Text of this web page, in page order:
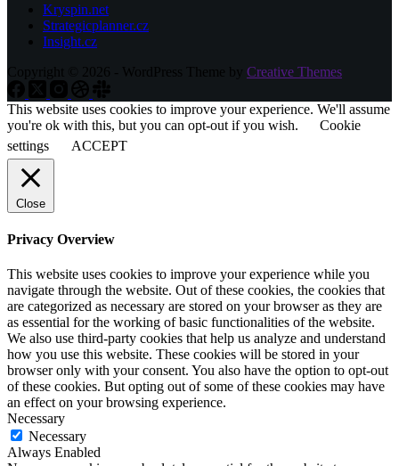
Kryspin.net
Strategicplanner.cz
Insight.cz
Copyright © 2026 - WordPress Theme by Creative Themes
This website uses cookies to improve your experience. We'll assume
you're ok with this, but you can opt-out if you wish.
Cookie
settings
ACCEPT
Close
Privacy Overview
This website uses cookies to improve your experience while you
navigate through the website. Out of these cookies, the cookies that
are categorized as necessary are stored on your browser as they are
as essential for the working of basic functionalities of the website.
We also use third-party cookies that help us analyze and understand
how you use this website. These cookies will be stored in your
browser only with your consent. You also have the option to opt-out
of these cookies. But opting out of some of these cookies may have
an effect on your browsing experience.
Necessary
Necessary
Always Enabled